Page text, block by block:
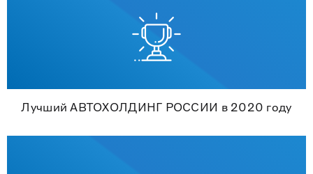
Лучший АВТОХОЛДИНГ РОССИИ в 2020 году